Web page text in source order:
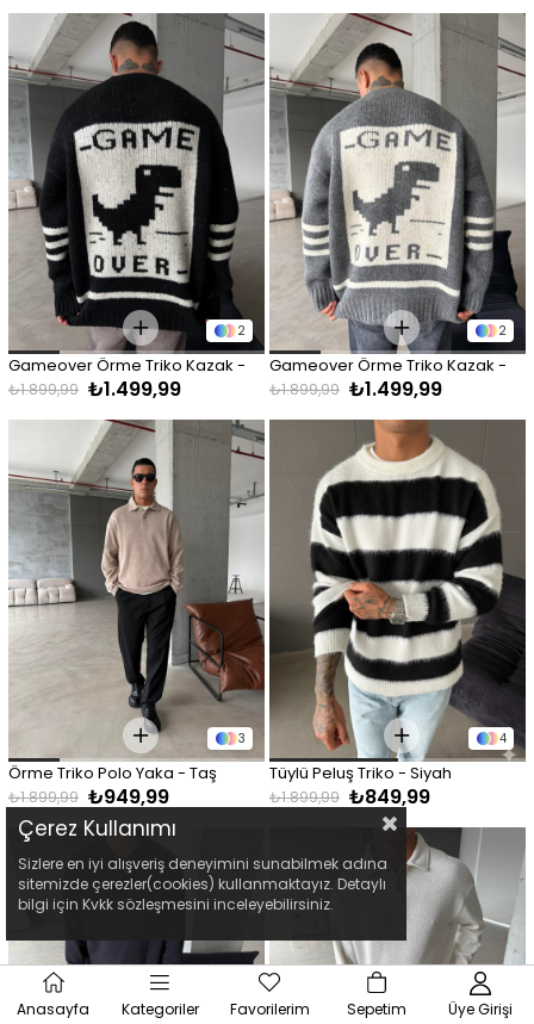
2
Gameover Örme Triko Kazak -
Siyah
₺1.499,99
₺1.899,99
2
Gameover Örme Triko Kazak -
Gri
₺1.499,99
₺1.899,99
3
Örme Triko Polo Yaka - Taş
₺949,99
₺1.899,99
4
Tüylü Peluş Triko - Siyah
₺849,99
₺1.899,99
Çerez Kullanımı
Sizlere en iyi alışveriş deneyimini sunabilmek adına
sitemizde çerezler(cookies) kullanmaktayız. Detaylı
bilgi için Kvkk sözleşmesini inceleyebilirsiniz.
Anasayfa Kategoriler Favorilerim Sepetim Üye Girişi